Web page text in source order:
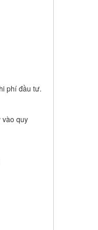
phí đầu tư.
vào quy